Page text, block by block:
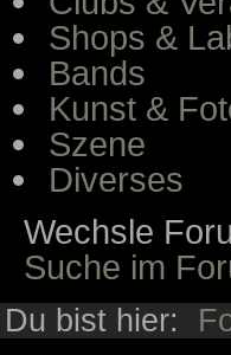
Shops &
Bands
Kunst &
Szene
Diverses
Wechsle
Suche im
Du bist hier: